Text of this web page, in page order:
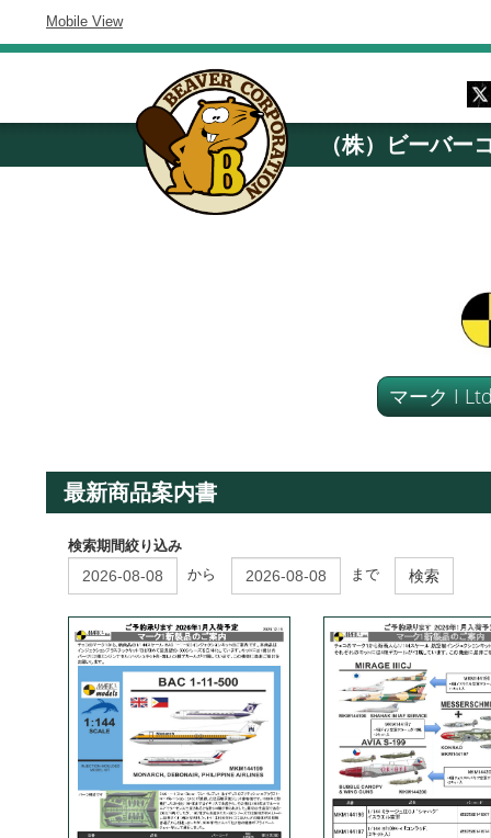
Mobile View
（株）ビーバー
マーク I
最新商品案内書
検索期間絞り込み
から
まで 検索